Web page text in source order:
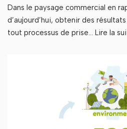
Dans le paysage commercial en
d’aujourd’hui, obtenir des
tout processus de prise… Lire la